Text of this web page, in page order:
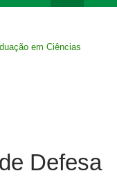
em Ciências
Defesa